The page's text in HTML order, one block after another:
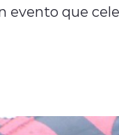
evento que